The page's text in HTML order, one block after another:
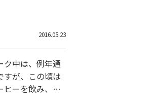
2016.05.23
ク中は、例年通
すが、この頃は
ーを飲み、い